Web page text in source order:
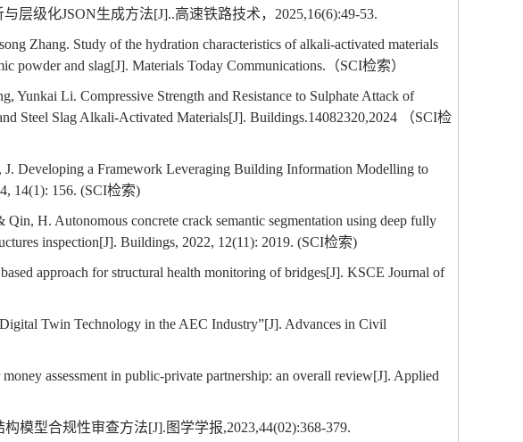
与层级化JSON生成方法[J]..高速铁路技术， 2025,16(6):49-53.
Zhang. Study of the hydration characteristics of alkali-activated materials
powder and slag[J]. Materials Today Communications. （SCI检索）
Yunkai Li. Compressive Strength and Resistance to Sulphate Attack of
Steel Slag Alkali-Activated Materials[J]. Buildings.14082320,2024
（SCI检
Developing a Framework Leveraging Building Information Modelling to
14(1): 156. (SCI检索)
H. Autonomous concrete crack semantic segmentation using deep fully
inspection[J]. Buildings, 2022, 12(11): 2019. (SCI检索)
approach for structural health monitoring of bridges[J]. KSCE Journal of
Digital Twin Technology in the AEC Industry”[J]. Advances in Civil
assessment in public-private partnership: an overall review[J]. Applied
构模型合规性审查方法[J]. 图学学报,2023,44(02):368-379.